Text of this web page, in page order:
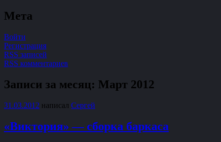
Мета
Войти
Регистрация
RSS записей
RSS комментариев
Записи за месяц: Март 2012
31.03.2012 написал Сергей
«Виктория» — сборка баркаса